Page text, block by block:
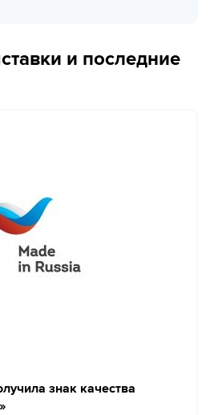
и последние
знак качества